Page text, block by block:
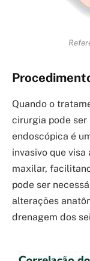
Quando o
cirurgia pode ser
endoscópica é
invasivo que
maxilar,
pode ser
alterações
drenagem dos